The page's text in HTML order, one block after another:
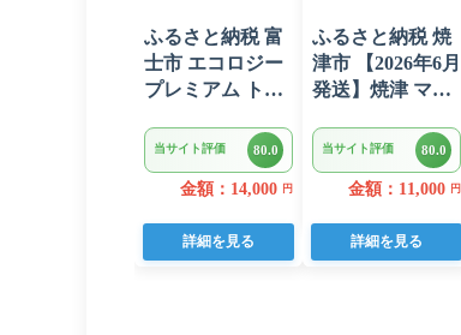
ふるさと納税 富
士市 エコロジー
プレミアム トイ
ダブル 96ロール
日用品 人気
当サイト評価 80.0
金額：14,000 円
詳細を見る
ふるさと納税 焼
津市 【2026年6月
発送】焼津 マグ
ト F4 ねぎとろ
(a10-875202606)
当サイト評価 80.0
金額：11,000 円
詳細を見る